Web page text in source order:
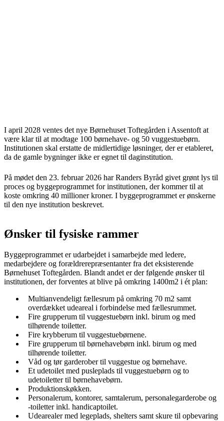
I april 2028 ventes det nye Børnehuset Toftegården i Assentoft at
være klar til at modtage 100 børnehave- og 50 vuggestuebørn.
Institutionen skal erstatte de midlertidige løsninger, der er etableret,
da de gamle bygninger ikke er egnet til daginstitution.
På mødet den 23. februar 2026 har Randers Byråd givet grønt lys til
proces og byggeprogrammet for institutionen, der kommer til at
koste omkring 40 millioner kroner. I byggeprogrammet er ønskerne
til den nye institution beskrevet.
Ønsker til fysiske rammer
Byggeprogrammet er udarbejdet i samarbejde med ledere,
medarbejdere og forældrerepræsentanter fra det eksisterende
Børnehuset Toftegården. Blandt andet er der følgende ønsker til
institutionen, der forventes at blive på omkring 1400m2 i ét plan:
Multianvendeligt fællesrum på omkring 70 m2 samt
overdækket udeareal i forbindelse med fællesrummet.
Fire grupperum til vuggestuebørn inkl. birum og med
tilhørende toiletter.
Fire krybberum til vuggestuebørnene.
Fire grupperum til børnehavebørn inkl. birum og med
tilhørende toiletter.
Våd og tør garderober til vuggestue og børnehave.
Et udetoilet med pusleplads til vuggestuebørn og to
udetoiletter til børnehavebørn.
Produktionskøkken.
Personalerum, kontorer, samtalerum, personalegarderobe og
-toiletter inkl. handicaptoilet.
Udearealer med legeplads, shelters samt skure til opbevaring